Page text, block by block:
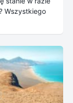
Wszystkiego